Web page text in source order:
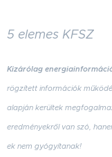
5 elemes KFSZ
Kizárólag
rögzített információk
alapján kerültek
eredményekről van szó,
ek nem gyógyítanak!